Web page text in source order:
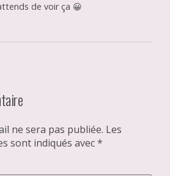
de voir ça 😀
ne sera pas publiée. Les
sont indiqués avec*